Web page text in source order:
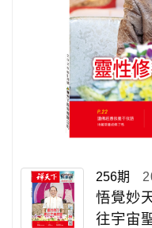
256期
悟覺妙
往宇宙